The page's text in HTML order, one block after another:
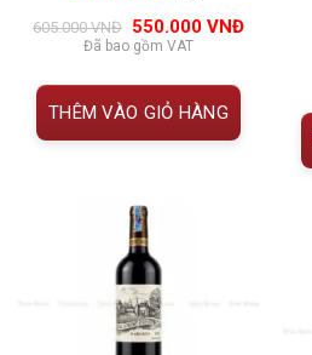
đánh giá
605.000VNĐ Giá
gốc
là:
605.000 VNĐ.
550.000 VNĐGiá
Đã bao gồm VAT
THÊM VÀO GIỎ HÀNG